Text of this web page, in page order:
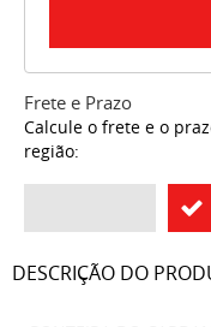
Frete e Prazo
Calcule o frete e o
região:
DESCRIÇÃO DO